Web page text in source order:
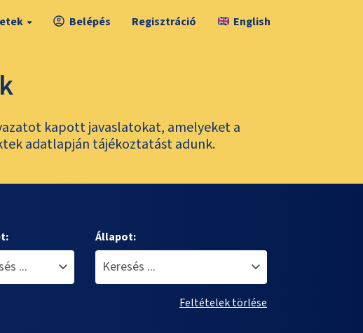
Belépés Regisztráció English
kapott javaslatokat, amelyeket a
adatlapján tájékoztatást adunk.
Állapot:
Feltételek törlése